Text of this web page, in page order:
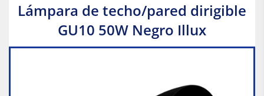
Lámpara de techo/pared dirigible
GU10 50W Negro Illux